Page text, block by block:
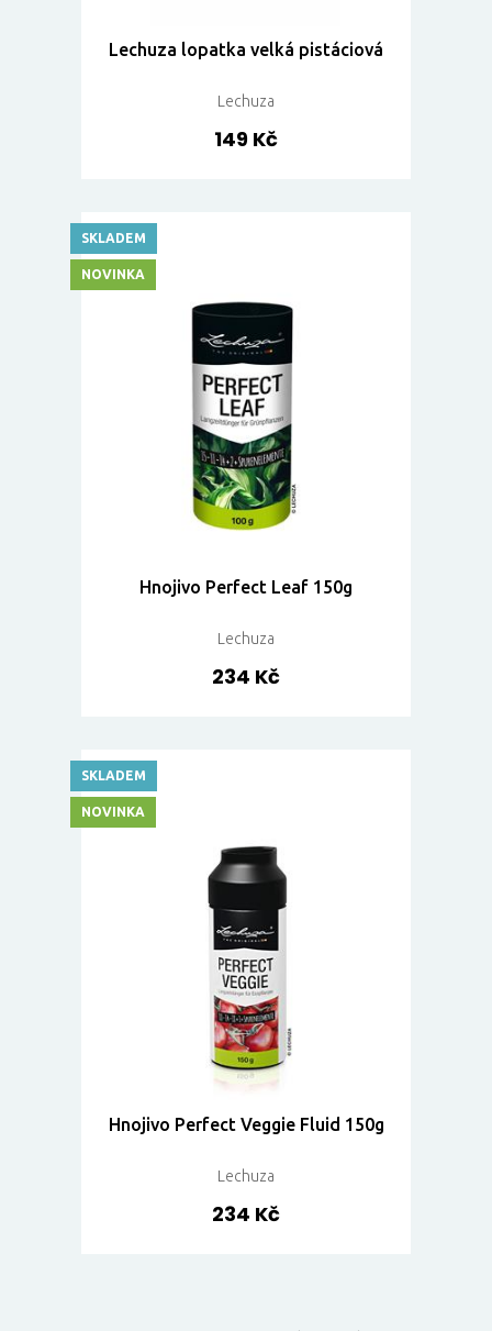
Lechuza lopatka velká pistáciová
Lechuza
149 Kč
Hnojivo Perfect Leaf 150g
Lechuza
234 Kč
SKLADEM
NOVINKA
Hnojivo Perfect Veggie Fluid 150g
Lechuza
234 Kč
SKLADEM
NOVINKA